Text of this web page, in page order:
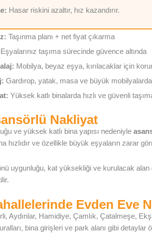
Hasar riskini azaltır, hız kazandırır.
Taşınma planı + net fiyat çıkarma
Eşyalarınız taşıma sürecinde güvence altında
Mobilya, beyaz eşya, kırılacaklar için
Gardırop, yatak, masa ve büyük
Yüksek katlı binalarda hızlı ve güvenli
Nakliyat
ve yüksek katlı bina yapısı nedeniyle
hızlıdır ve özellikle büyük eşyaların zarar
uygunluğu, kat yüksekliği ve kurulacak alan
Evden Eve
Aydınlar, Hamidiye, Çamlık, Çatalmeşe,
bina girişleri ve park alanı gibi detaylar